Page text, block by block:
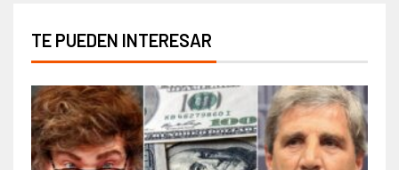
TE PUEDEN INTERESAR